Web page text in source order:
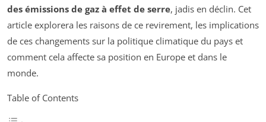
des émissions de gaz à effet de serre, jadis en déclin. Cet
article explorera les raisons de ce revirement, les implications
de ces changements sur la politique climatique du pays et
comment cela affecte sa position en Europe et dans le
monde.
Table of Contents